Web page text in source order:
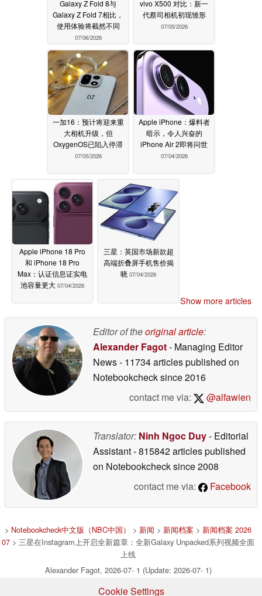
Galaxy Z Fold 8与
Galaxy Z Fold 7相比，
使用体验将截然不同
07/06/2026
vivo X500 对比：新一
代蔡司相机初现雏形
07/05/2026
一加16：预计将迎来重
大相机升级，但
OxygenOS已陷入停滞
07/05/2026
Apple iPhone：爆料者
暗示，令人兴奋的
iPhone Air 2即将问世
07/04/2026
Apple iPhone 18 Pro
和 iPhone 18 Pro
Max：认证信息证实电
池容量更大 07/04/2026
三星：英国市场新款超
高端折叠屏手机售价揭
晓 07/04/2026
Show more articles
Editor of theoriginal article:
Alexander Fagot- Managing Editor
News- 11734 articles published on
Notebookchecksince 2016
contact me via:
@alfawien
Translator: Ninh Ngoc Duy- Editorial
Assistant- 815842 articles published
on Notebookchecksince 2008
contact me via:
Facebook
> Notebookcheck中文版（NBC中国） > 新闻 > 新闻档案 > 新闻档案 2026
07 > 三星在Instagram上开启全新篇章：全新Galaxy Unpacked系列视频全面
上线
Alexander Fagot, 2026-07- 1 (Update: 2026-07- 1)
Cookie Settings